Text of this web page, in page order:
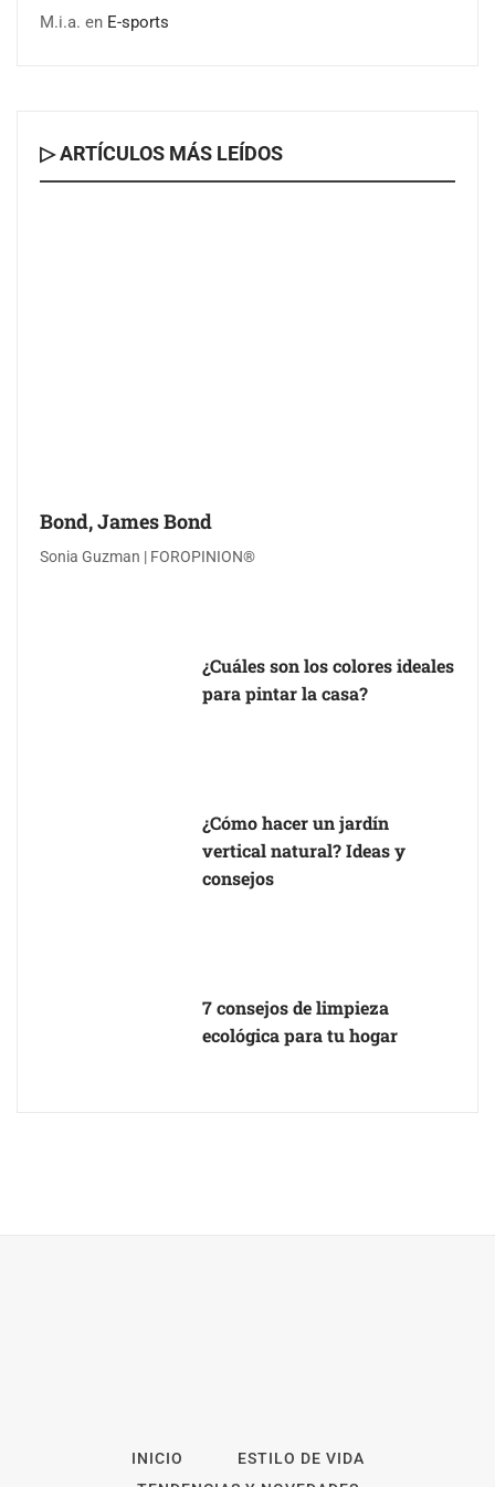
M.i.a. en E-sports
▷ ARTÍCULOS MÁS LEÍDOS
Bond, James Bond
Sonia Guzman | FOROPINION®
¿Cuáles son los colores ideales
para pintar la casa?
¿Cómo hacer un jardín
vertical natural? Ideas y
consejos
7 consejos de limpieza
ecológica para tu hogar
INICIO
ESTILO DE VIDA